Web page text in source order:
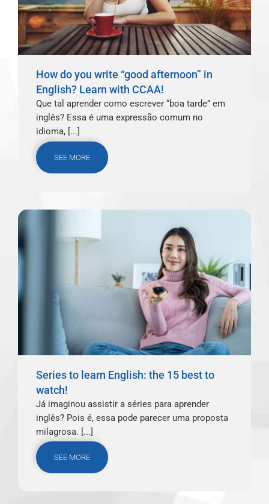
How do you write “good afternoon” in
English? Learn with CCAA!
Que tal aprender como escrever “boa tarde” em
inglês? Essa é uma expressão comum no
idioma, [...]
SEE MORE
Series to learn English: the 15 best to
watch!
Já imaginou assistir a séries para aprender
inglês? Pois é, essa pode parecer uma proposta
milagrosa. [...]
SEE MORE